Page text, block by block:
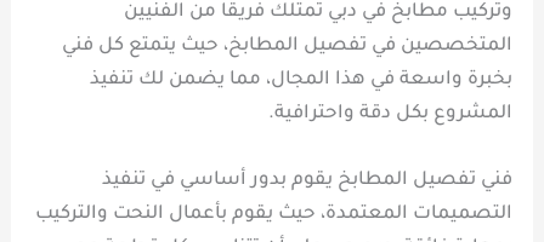
وتركيب مطابخ في دبي تمتلك فريقًا من الفنيين
المتخصصين في تفصيل المطابخ، حيث يتمتع كل فني
بخبرة واسعة في هذا المجال، مما يضمن لك تنفيذ
المشروع بكل دقة واحترافية.
فني تفصيل المطابخ يقوم بدور أساسي في تنفيذ
التصميمات المعتمدة، حيث يقوم بأعمال النحت والتركيب